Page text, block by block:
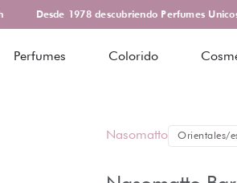
Desde 1978 descubriendo Perfumes Unicos
Perfumes Colorido
Nasomatto Orientales/